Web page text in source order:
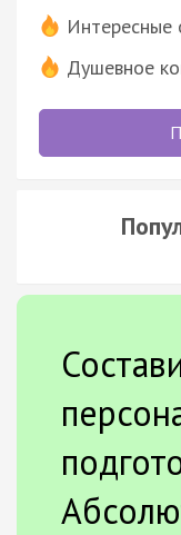
Интересные
Душевное